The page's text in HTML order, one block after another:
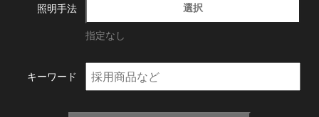
照明手法 選択
指定なし
キーワード